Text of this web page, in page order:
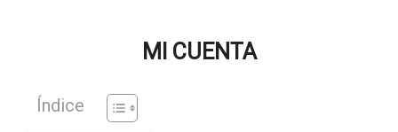
MI CUENTA
Índice